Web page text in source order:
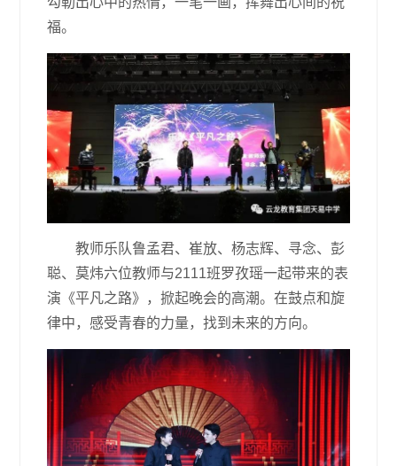
福。
教师乐队鲁孟君、崔放、杨志辉、寻念、彭
聪、莫炜六位教师与2111班罗孜瑶一起带来的表
演《平凡之路》，掀起晚会的高潮。在鼓点和旋
律中，感受青春的力量，找到未来的方向。